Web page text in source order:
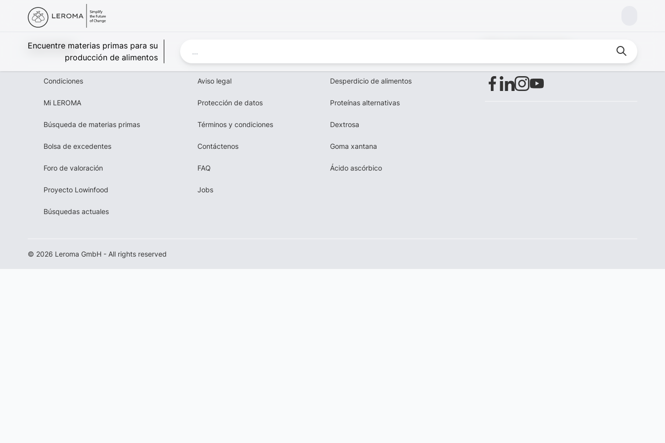
Encuentre materias primas para su
producción de alimentos
Leroma
Condiciones
Mi LEROMA
Búsqueda de materias primas
Bolsa de excedentes
Foro de valoración
Proyecto Lowinfood
Búsquedas actuales
Aviso legal
Protección de datos
Términos y condiciones
Contáctenos
FAQ
Jobs
Desperdicio de alimentos
Proteínas alternativas
Dextrosa
Goma xantana
Ácido ascórbico
© 2026 Leroma GmbH - All rights reserved